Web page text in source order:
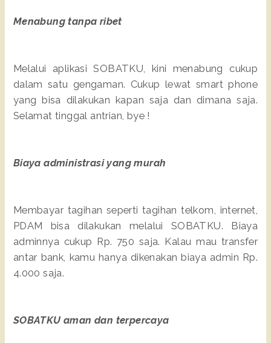
Menabung tanpa ribet
Melalui aplikasi SOBATKU, kini menabung cukup
dalam satu gengaman. Cukup lewat smart phone
yang bisa dilakukan kapan saja dan dimana saja.
Selamat tinggal antrian, bye !
Biaya administrasi yang murah
Membayar tagihan seperti tagihan telkom, internet,
PDAM bisa dilakukan melalui SOBATKU. Biaya
adminnya cukup Rp. 750 saja. Kalau mau transfer
antar bank, kamu hanya dikenakan biaya admin Rp.
4.000 saja.
SOBATKU aman dan terpercaya